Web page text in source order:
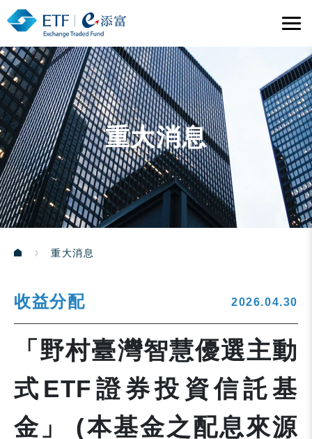
重大消息
重大消息
收益分配 2026.04.30
「野村臺灣智慧優選主動
式ETF證券投資信託基
金」 (本基金之配息來源